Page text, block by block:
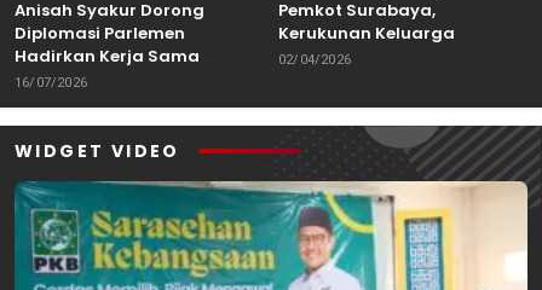
Anisah Syakur Dorong
Diplomasi Parlemen
Hadirkan Kerja Sama
Internasional yang
16/07/2026
Pemkot Surabaya,
Kerukunan Keluarga
Kalimantan Dorong
02/04/2026
WIDGET VIDEO